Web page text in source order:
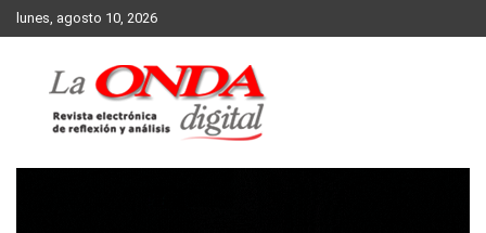
Skip
to
lunes, agosto 10, 2026